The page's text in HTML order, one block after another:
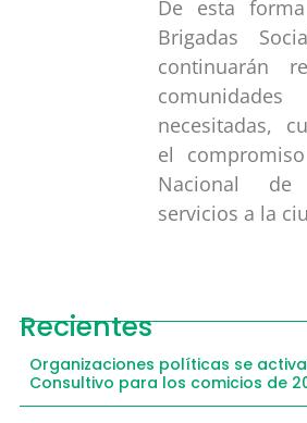
De esta
Brigadas
continuarán
necesitadas,
el
Nacional
servicios a la
Recientes
Organizaciones políticas se
Consultivo para los comicios de